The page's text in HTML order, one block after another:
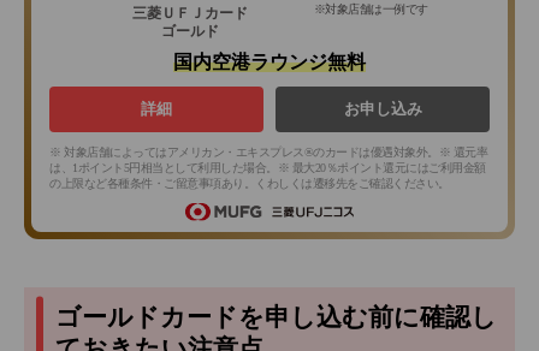
三菱ＵＦＪカード
ゴールド
※対象店舗は一例です
国内空港ラウンジ無料
詳細 お申し込み
※ 対象店舗によってはアメリカン・エキスプレス®のカードは優遇対象外。※ 還元率
は、1ポイント5円相当として利用した場合。※ 最大20％ポイント還元にはご利用金額
の上限など各種条件・ご留意事項あり。くわしくは遷移先をご確認ください。
ゴールドカードを申し込む前に確認し